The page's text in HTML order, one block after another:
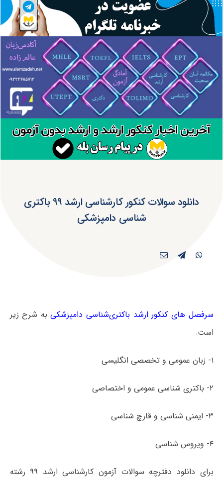
دانلود سوالات کنکور کارشناسی ارشد ۹۹ باکتری‌
شناسی دامپزشکی
سرفصل های کنکور ارشد باکتری‌شناسی دامپزشکیبه شرح زیر
است:
۱- زبان عمومی و تخصصی انگلیسی
۲- باکتری شناسی عمومی و اختصاصی
۳- ایمنی شناسی و قارچ شناسی
۴- ویروس شناسی
برای دانلود دفترچه سوالات آزمون کارشناسی ارشد ۹۹ رشته